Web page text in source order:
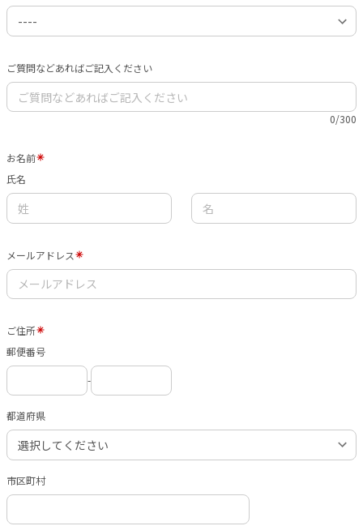
ご質問などあればご記入ください
0/300
お名前
氏名
メールアドレス
ご住所
郵便番号
-
都道府県
市区町村